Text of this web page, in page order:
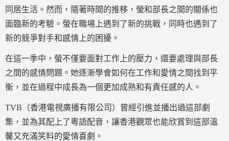
同居生活。然而，隨著時間的推移，螢和部長之間的關係也
面臨新的考驗。螢在職場上遇到了新的挑戰，同時也遇到了
新的競爭對手和感情上的困擾。
在這一季中，螢不僅要面對工作上的壓力，還要處理與部長
之間的感情問題。她逐漸學會如何在工作和愛情之間找到平
衡，並在過程中成長為一個更加成熟和有責任感的人。
TVB（香港電視廣播有限公司）曾經引進並播出過這部劇
集，並為其配上了粵語配音，讓香港觀眾也能欣賞到這部溫
馨又充滿笑料的愛情喜劇。